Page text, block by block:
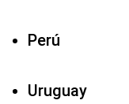
Perú
Uruguay